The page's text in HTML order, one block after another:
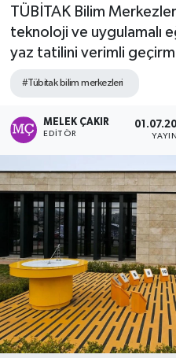
TÜBİTAK Bilim
teknoloji ve uygulamalı
yaz tatilini verimli
#Tübitak bilim merkezleri
MELEK ÇAKIR
EDITÖR